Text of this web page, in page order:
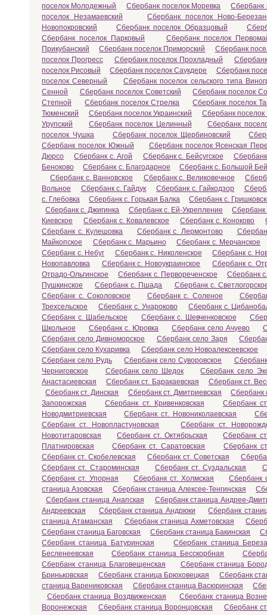
поселок Молодежный
Сбербанк поселок Моревка
Сбербанк
поселок Незамаевский
Сбербанк поселок Ново-
Новопокровский
Сбербанк поселок Образцовый
Сбербанк поселок Парковый
Сбербанк поселок
Прикубанский
Сбербанк поселок Приморский
Сбербанк
поселок Прогресс
Сбербанк поселок Прохладный
поселок Рисовый
Сбербанк поселок Саукдере
Сбербанк
поселок Северный
Сбербанк поселок сельского типа
Сенной
Сбербанк поселок Советский
Сбербанк поселок
Степной
Сбербанк поселок Стрелка
Сбербанк поселок
Тюменский
Сбербанк поселок Украинский
Сбербанк поселок
Урупский
Сбербанк поселок Целинный
Сбербанк
поселок Чушка
Сбербанк поселок Щербиновский
Сбербанк поселок Южный
Сбербанк поселок Ясенская
Дюрсо
Сбербанк с. Агой Сбербанк с. Бейсугское
Беноково
Сбербанк с. Благодарное
Сбербанк с. Большой
Сбербанк с. Ванновское
Сбербанк с. Великовечное
Вольное
Сбербанк с. Гайдук Сбербанк с. Гайкодзор
с. Глебовка
Сбербанк с. Горькая Балка
Сбербанк с.
Сбербанк с. Джигинка
Сбербанк с. Ей-Укрепление
Сбербанк
Киевское
Сбербанк с. Ковалевское Сбербанк с. Коноково
Сбербанк с. Кулешовка
Сбербанк с. Лермонтово
Майкопское
Сбербанк с. Марьино
Сбербанк с. Мерчанское
Сбербанк с. Небуг
Сбербанк с. Николенское
Сбербанк с.
Новопавловка
Сбербанк с. Новоукраинское
Сбербанк с.
Отрадо-Ольгинское
Сбербанк с. Первореченское
Сбербанк
Пушкинское
Сбербанк с. Пшада
Сбербанк с.
Сбербанк с. Соколовское
Сбербанк с. Соленое
Трехсельское
Сбербанк с. Унароково
Сбербанк с.
Сбербанк с. Шабельское
Сбербанк с. Шевченковское
Школьное
Сбербанк с. Юровка Сбербанк село Ачуево
Сбербанк село Дивноморское
Сбербанк село Заря
Сбербанк село Кухаривка
Сбербанк село Новоалексеевское
Сбербанк село Рудь
Сбербанк село Суворовское
Черниговское
Сбербанк село Шедок
Сбербанк село
Анастасиевская
Сбербанк ст. Баракаевская
Сбербанк ст.
Сбербанк ст. Динская
Сбербанк ст. Дмитриевская
Сбербанк
Запорожская
Сбербанк ст. Кривенковская
Сбербанк
Новодмитриевская
Сбербанк ст. Новониколаевская
Сбербанк ст. Новопластуновская
Сбербанк ст.
Новотитаровская
Сбербанк ст. Октябрьская
Сбербанк
Платнировская
Сбербанк ст. Саратовская
Сбербанк
Сбербанк ст. Скобелевская
Сбербанк ст. Советская
Сбербанк ст. Староминская
Сбербанк ст. Суздальская
Сбербанк ст. Упорная
Сбербанк ст. Холмская
Сбербанк
станица Азовская
Сбербанк станица Алексее-Тенгинская
Сбербанк станица Анапская
Сбербанк станица Андрее-
Андреевская
Сбербанк станица Андрюки
Сбербанк
станица Атаманская
Сбербанк станица Ахметовская
Сбербанк станица Баговская
Сбербанк станица Бакинская
Сбербанк станица Батуринская
Сбербанк станица
Бесленеевская
Сбербанк станица Бесскорбная
Сбербанк станица Благовещенская
Сбербанк станица
Бриньковская
Сбербанк станица Брюховецкая
Сбербанк
станица Варениковская
Сбербанк станица Васюринская
Сбербанк станица Воздвиженская
Сбербанк станица
Воронежская
Сбербанк станица Воронцовская
Сбербанк